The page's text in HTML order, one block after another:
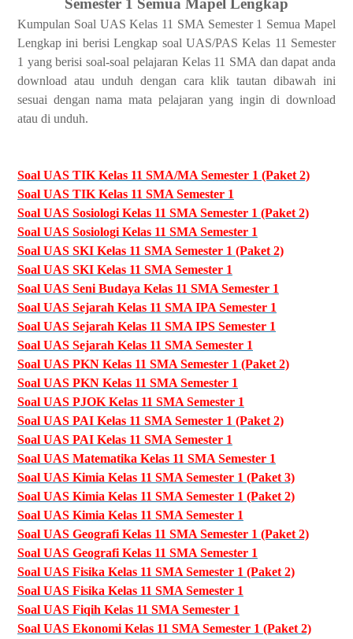
Kumpulan Soal UAS Kelas 11 SMA Semester 1 Semua Mapel
Lengkap ini berisi Lengkap soal UAS/PAS Kelas 11 Semester
1 yang berisi soal-soal pelajaran Kelas 11 SMA dan dapat anda
download atau unduh dengan cara klik tautan dibawah ini
sesuai dengan nama mata pelajaran yang ingin di download
atau di unduh.
Soal UAS TIK Kelas 11 SMA/MA Semester 1 (Paket 2)
Soal UAS TIK Kelas 11 SMA Semester 1
Soal UAS Sosiologi Kelas 11 SMA Semester 1 (Paket 2)
Soal UAS Sosiologi Kelas 11 SMA Semester 1
Soal UAS SKI Kelas 11 SMA Semester 1 (Paket 2)
Soal UAS SKI Kelas 11 SMA Semester 1
Soal UAS Seni Budaya Kelas 11 SMA Semester 1
Soal UAS Sejarah Kelas 11 SMA IPA Semester 1
Soal UAS Sejarah Kelas 11 SMA IPS Semester 1
Soal UAS Sejarah Kelas 11 SMA Semester 1
Soal UAS PKN Kelas 11 SMA Semester 1 (Paket 2)
Soal UAS PKN Kelas 11 SMA Semester 1
Soal UAS PJOK Kelas 11 SMA Semester 1
Soal UAS PAI Kelas 11 SMA Semester 1 (Paket 2)
Soal UAS PAI Kelas 11 SMA Semester 1
Soal UAS Matematika Kelas 11 SMA Semester 1
Soal UAS Kimia Kelas 11 SMA Semester 1 (Paket 3)
Soal UAS Kimia Kelas 11 SMA Semester 1 (Paket 2)
Soal UAS Kimia Kelas 11 SMA Semester 1
Soal UAS Geografi Kelas 11 SMA Semester 1 (Paket 2)
Soal UAS Geografi Kelas 11 SMA Semester 1
Soal UAS Fisika Kelas 11 SMA Semester 1 (Paket 2)
Soal UAS Fisika Kelas 11 SMA Semester 1
Soal UAS Fiqih Kelas 11 SMA Semester 1
Soal UAS Ekonomi Kelas 11 SMA Semester 1 (Paket 2)